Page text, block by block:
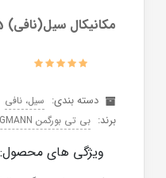
مکانیکال سیل(نافی) BT-AR15
دسته بندی: سیل، نافی
برند: بی تی بورگمن BT-BURGMANN
ویژگی های محصول: